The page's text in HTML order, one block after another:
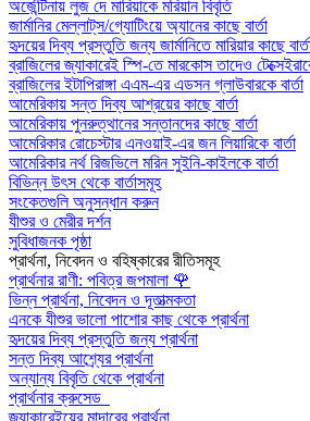
অর্জেন্টিনায় লুজ দে মারিয়াকে মরিয়ান বিবৃতি
জার্মানির মেল্লাট্‌স/গ্যোটিংয়ে অ্যানের কাছে বার্তা
হৃদয়ের দিব্য প্রস্তুতি জন্য জার্মানিতে মারিয়ার কাছে
ব্রাজিলের জ্যাকারেই স্পি-তে মারকোস তাদেও
ব্রাজিলের ইটাপিরাঙ্গা এএম-এর এডসন গ্লাউবারকে বার্তা
আমেরিকায় সন্ত দিব্য আশ্রয়ের কাছে বার্তা
আমেরিকায় পুনরুত্থানের সন্তানদের কাছে বার্তা
আমেরিকার রোচেস্টার এনওয়াই-এর জন লিয়ারিকে বার্তা
আমেরিকার নর্থ রিজভিলে মরিন সুইনি-কাইলকে বার্তা
বিভিন্ন উৎস থেকে বার্তাসমূহ
সংকেতগুলি অনুসন্ধান করুন
যীশুর ও মেরীর দর্শন
সুবিধাজনক পৃষ্ঠা
প্রার্থনা, নিবেদন ও বহিষ্কারের রীতিসমূহ
প্রার্থনার রাণী: পবিত্র জপমালা 🌹
ভিন্ন প্রার্থনা, নিবেদন ও দূতাত্মকতা
এনকে যীশুর ভালো পাশোর কাছ থেকে প্রার্থনা
হৃদয়ের দিব্য প্রস্তুতি জন্য প্রার্থনা
সন্ত দিব্য আশ্র্যের প্রার্থনা
অন্যান্য বিবৃতি থেকে প্রার্থনা
প্রার্থনার ক্রুসেড
জ্যাকারেইয়ের মাদারের প্রার্থনা